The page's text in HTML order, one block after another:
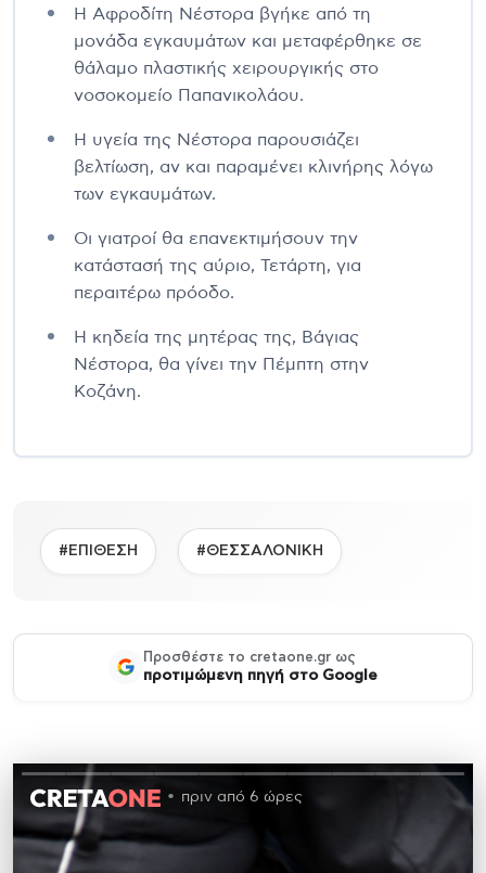
Η Αφροδίτη Νέστορα βγήκε από τη
μονάδα εγκαυμάτων και μεταφέρθηκε σε
θάλαμο πλαστικής χειρουργικής στο
νοσοκομείο Παπανικολάου.
Η υγεία της Νέστορα παρουσιάζει
βελτίωση, αν και παραμένει κλινήρης λόγω
των εγκαυμάτων.
Οι γιατροί θα επανεκτιμήσουν την
κατάστασή της αύριο, Τετάρτη, για
περαιτέρω πρόοδο.
Η κηδεία της μητέρας της, Βάγιας
Νέστορα, θα γίνει την Πέμπτη στην
Κοζάνη.
#ΕΠΙΘΕΣΗ #ΘΕΣΣΑΛΟΝΙΚΗ
Προσθέστε το cretaone.gr ως
προτιμώμενη πηγή στο Google
πριν από 6 ώρες